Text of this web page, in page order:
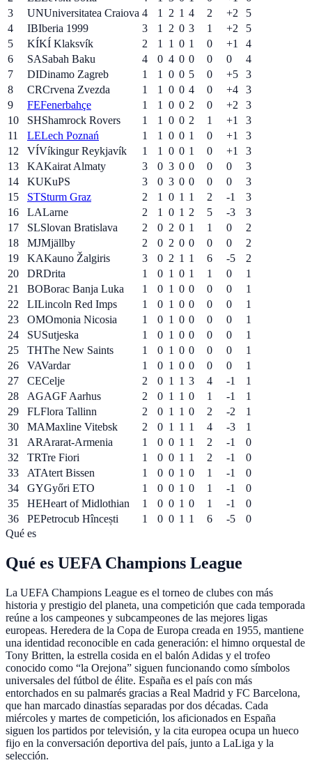
3
UNUniversitatea Craiova 4 1 2 1 4 2 +2
5
4
IBIberia 1999 3 1 2 0 3 1 +2
5
5
KÍKÍ Klaksvík 2 1 1 0 1 0 +1
4
6
SASabah Baku 4 0 4 0 0 0 0
4
7
DIDinamo Zagreb 1 1 0 0 5 0 +5
3
8
CRCrvena Zvezda 1 1 0 0 4 0 +4
3
9
FEFenerbahçe 1 1 0 0 2 0 +2
3
10
SHShamrock Rovers 1 1 0 0 2 1 +1
3
11
LELech Poznań 1 1 0 0 1 0 +1
3
12
VÍVíkingur Reykjavík 1 1 0 0 1 0 +1
3
13
KAKairat Almaty 3 0 3 0 0 0 0
3
14
KUKuPS 3 0 3 0 0 0 0
3
15
STSturm Graz 2 1 0 1 1 2 -1
3
16
LALarne 2 1 0 1 2 5 -3
3
17
SLSlovan Bratislava 2 0 2 0 1 1 0
2
18
MJMjällby 2 0 2 0 0 0 0
2
19
KAKauno Žalgiris 3 0 2 1 1 6 -5
2
20
DRDrita 1 0 1 0 1 1 0
1
21
BOBorac Banja Luka 1 0 1 0 0 0 0
1
22
LILincoln Red Imps 1 0 1 0 0 0 0
1
23
OMOmonia Nicosia 1 0 1 0 0 0 0
1
24
SUSutjeska 1 0 1 0 0 0 0
1
25
THThe New Saints 1 0 1 0 0 0 0
1
26
VAVardar 1 0 1 0 0 0 0
1
27
CECelje 2 0 1 1 3 4 -1
1
28
AGAGF Aarhus 2 0 1 1 0 1 -1
1
29
FLFlora Tallinn 2 0 1 1 0 2 -2
1
30
MAMaxline Vitebsk 2 0 1 1 1 4 -3
1
31
ARArarat-Armenia 1 0 0 1 1 2 -1
0
32
TRTre Fiori 1 0 0 1 1 2 -1
0
33
ATAtert Bissen 1 0 0 1 0 1 -1
0
34
GYGyőri ETO 1 0 0 1 0 1 -1
0
35
HEHeart of Midlothian 1 0 0 1 0 1 -1
0
36
PEPetrocub Hîncești 1 0 0 1 1 6 -5
0
Qué es
Qué es UEFA Champions League
La UEFA Champions League es el torneo de clubes con más
historia y prestigio del planeta, una competición que cada temporada
reúne a los campeones y subcampeones de las mejores ligas
europeas. Heredera de la Copa de Europa creada en 1955, mantiene
una identidad reconocible en cada generación: el himno orquestal de
Tony Britten, la estrella cosida en el balón Adidas y el trofeo
conocido como “la Orejona” siguen funcionando como símbolos
universales del fútbol de élite. España es el país con más
entorchados en su palmarés gracias a Real Madrid y FC Barcelona,
que han marcado dinastías separadas por dos décadas. Cada
miércoles y martes de competición, los aficionados en España
siguen los partidos por televisión, y la cita europea ocupa un hueco
fijo en la conversación deportiva del país, junto a LaLiga y la
selección.